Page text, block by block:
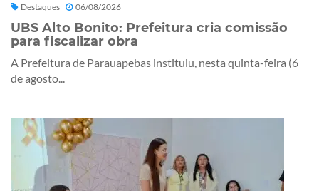
Destaques 06/08/2026
UBS Alto Bonito: Prefeitura cria comissão
para fiscalizar obra
A Prefeitura de Parauapebas instituiu, nesta quinta-feira (6
de agosto...